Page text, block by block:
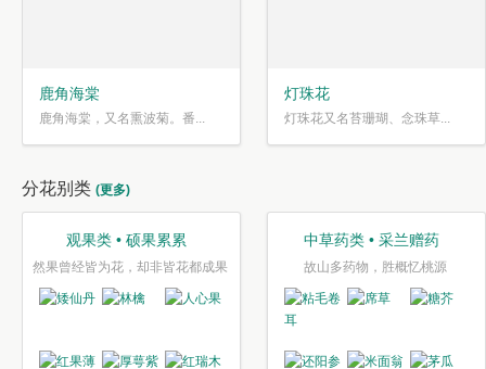
鹿角海棠
鹿角海棠，又名熏波菊。番...
灯珠花
灯珠花又名苔珊瑚、念珠草...
分花别类 (更多)
观果类 • 硕果累累
然果曾经皆为花，却非皆花都成果
中草药类 • 采兰赠药
故山多药物，胜概忆桃源